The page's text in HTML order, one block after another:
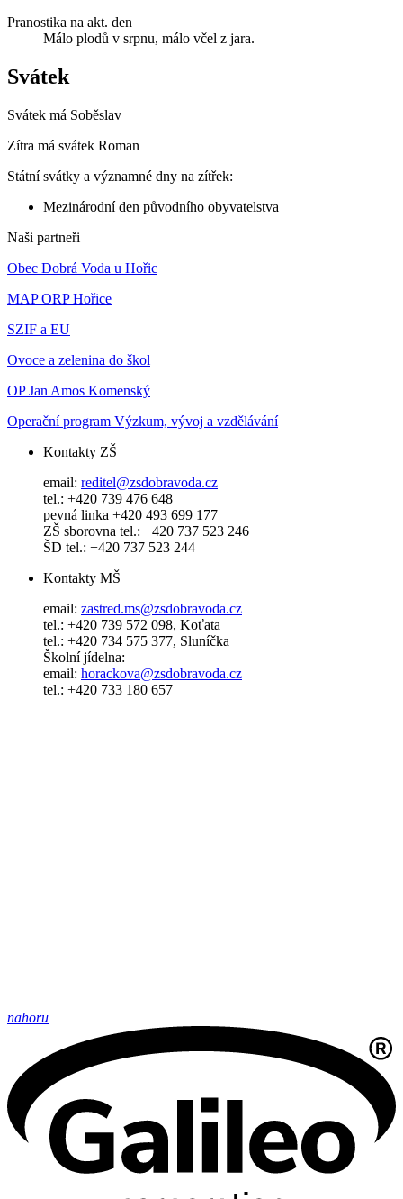
Pranostika na akt. den
Málo plodů v srpnu, málo včel z jara.
Svátek
Svátek má Soběslav
Zítra má svátek Roman
Státní svátky a významné dny na zítřek:
Mezinárodní den původního obyvatelstva
Naši partneři
Obec Dobrá Voda u Hořic
MAP ORP Hořice
SZIF a EU
Ovoce a zelenina do škol
OP Jan Amos Komenský
Operační program Výzkum, vývoj a vzdělávání
Kontakty ZŠ
email: reditel@zsdobravoda.cz
tel.: +420 739 476 648
pevná linka +420 493 699 177
ZŠ sborovna tel.: +420 737 523 246
ŠD tel.: +420 737 523 244
Kontakty MŠ
email: zastred.ms@zsdobravoda.cz
tel.: +420 739 572 098, Koťata
tel.: +420 734 575 377, Sluníčka
Školní jídelna:
email: horackova@zsdobravoda.cz
tel.: +420 733 180 657
nahoru